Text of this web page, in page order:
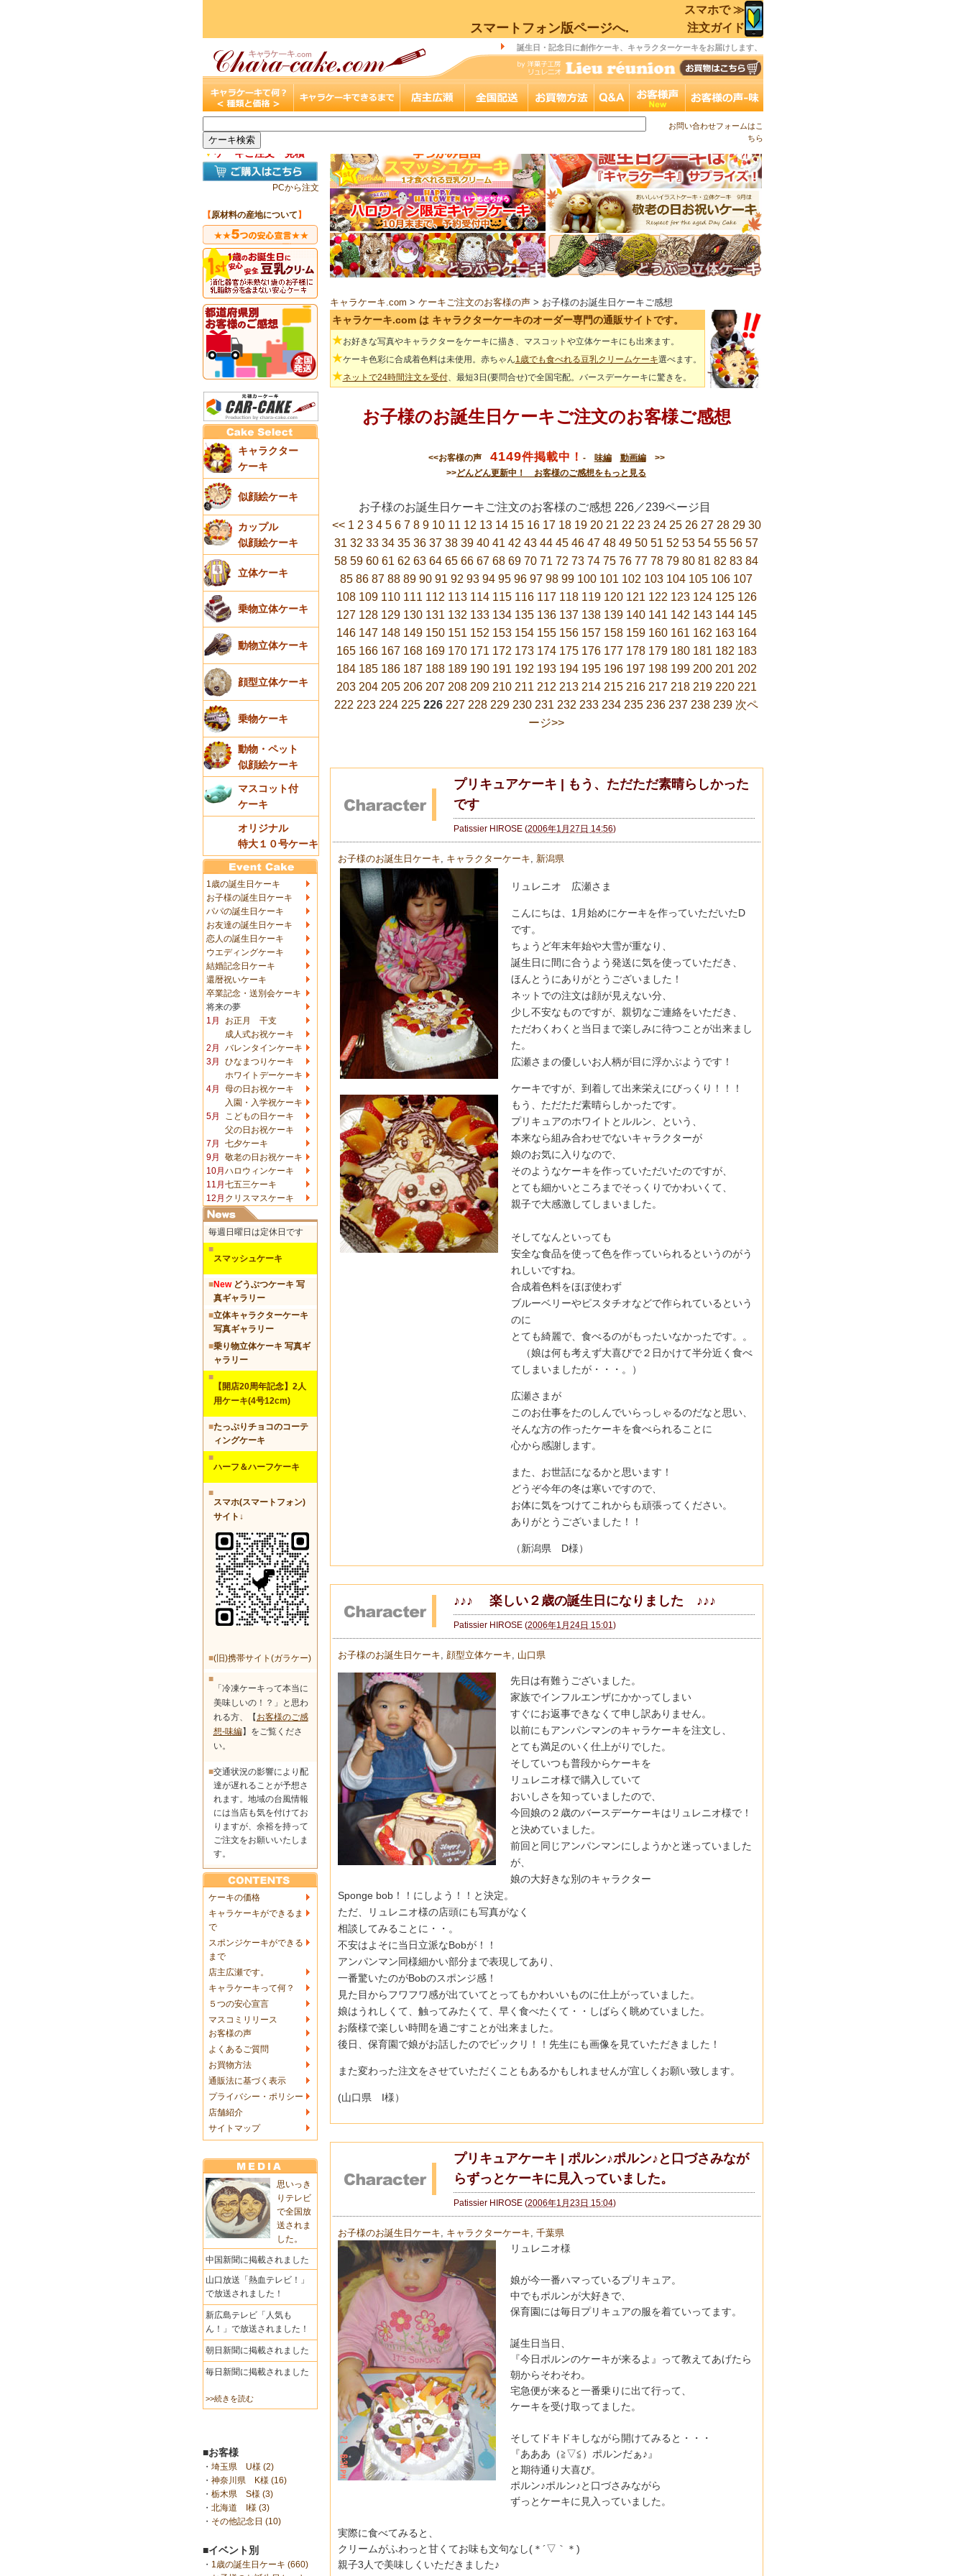
スマートフォン版ページへ.
スマホで ≫
注文ガイド
誕生日・記念日に創作ケーキ、キャラクターケーキをお届けします、
お問い合わせフォームはこ
ちら
▼ケーキご注文・見積
PCから注文
【原材料の産地について 】
キャラクター
ケーキ
似顔絵ケーキ
カップル
似顔絵ケーキ
立体ケーキ
乗物立体ケーキ
動物立体ケーキ
顔型立体ケーキ
乗物ケーキ
動物・ペット
似顔絵ケーキ
マスコット付
ケーキ
オリジナル
特大１０号ケーキ
1歳の誕生日ケーキ
お子様の誕生日ケーキ
パパの誕生日ケーキ
お友達の誕生日ケーキ
恋人の誕生日ケーキ
ウエディングケーキ
結婚記念日ケーキ
還暦祝いケーキ
卒業記念・送別会ケーキ
将来の夢
1月
お正月 干支
成人式お祝ケーキ
2月
バレンタインケーキ
3月
ひなまつりケーキ
ホワイトデーケーキ
4月
母の日お祝ケーキ
入園・入学祝ケーキ
5月
こどもの日ケーキ
父の日お祝ケーキ
7月
七夕ケーキ
9月
敬老の日お祝ケーキ
10月 ハロウィンケーキ
11月 七五三ケーキ
12月 クリスマスケーキ
毎週日曜日は定休日です
■
スマッシュケーキ
■Newどうぶつケーキ 写
真ギャラリー
■立体キャラクターケーキ
写真ギャラリー
■乗り物立体ケーキ 写真ギ
ャラリー
■
【開店20周年記念】2人
用ケーキ(4号12cm)
■たっぷりチョコのコーテ
ィングケーキ
■
ハーフ＆ハーフケーキ
■
スマホ(スマートフォン)
サイト↓
■(旧)携帯サイト(ガラケー)
■
「冷凍ケーキって本当に
美味しいの！？」と思わ
れる方、【 お客様のご感
想-味編】をご覧くださ
い。
■交通状況の影響により配
達が遅れることが予想さ
れます。地域の台風情報
には当店も気を付けてお
りますが、余裕を持って
ご注文をお願いいたしま
す。
ケーキの価格
キャラケーキができるま
で
スポンジケーキができる
まで
店主広瀬です。
キャラケーキって何？
５つの安心宣言
マスコミリリース
お客様の声
よくあるご質問
お買物方法
通販法に基づく表示
プライバシー・ポリシー
店舗紹介
サイトマップ
思いっき
りテレビ
で全国放
送されま
した。
中国新聞に掲載されました
山口放送「熱血テレビ！」
で放送されました！
新広島テレビ「人気も
ん！」で放送されました！
朝日新聞に掲載されました
毎日新聞に掲載されました
>>続きを読む
■お客様
・ 埼玉県 U様 (2)
・ 神奈川県 K様 (16)
・ 栃木県 S様 (3)
・ 北海道 I様 (3)
・ その他記念日 (10)
■イベント別
・ 1歳の誕生日ケーキ (660)
キャラケーキ.com > ケーキご注文のお客様の声> お子様のお誕生日ケーキご感想
キャラケーキ.com は キャラクターケーキのオーダー専門の通販サイトです。
★お好きな写真やキャラクターをケーキに描き、マスコットや立体ケーキにも出来ます。
★ケーキ色彩に合成着色料は未使用。赤ちゃん1歳でも食べれる豆乳クリームケーキ選べます。
★ネットで24時間注文を受付、最短3日(要問合せ)で全国宅配。バースデーケーキに驚きを。
お子様のお誕生日ケーキご注文のお客様ご感想
<<お客様の声 4149件掲載中！ - 味編 動画編>>
>>どんどん更新中！ お客様のご感想をもっと見る
お子様のお誕生日ケーキご注文のお客様のご感想 226／239ページ目
<< 1 2 3 4 5 6 7 8 9 10 11 12 13 14 15 16 17 18 19 20 21 22 23 24 25 26 27 28 29 30
31 32 33 34 35 36 37 38 39 40 41 42 43 44 45 46 47 48 49 50 51 52 53 54 55 56 57
58 59 60 61 62 63 64 65 66 67 68 69 70 71 72 73 74 75 76 77 78 79 80 81 82 83 84
85 86 87 88 89 90 91 92 93 94 95 96 97 98 99 100 101 102 103 104 105 106 107
108 109 110 111 112 113 114 115 116 117 118 119 120 121 122 123 124 125 126
127 128 129 130 131 132 133 134 135 136 137 138 139 140 141 142 143 144 145
146 147 148 149 150 151 152 153 154 155 156 157 158 159 160 161 162 163 164
165 166 167 168 169 170 171 172 173 174 175 176 177 178 179 180 181 182 183
184 185 186 187 188 189 190 191 192 193 194 195 196 197 198 199 200 201 202
203 204 205 206 207 208 209 210 211 212 213 214 215 216 217 218 219 220 221
222 223 224 225 226 227 228 229 230 231 232 233 234 235 236 237 238 239 次ペ
ージ>>
プリキュアケーキ | もう、ただただ素晴らしかった
です
Patissier HIROSE(2006年1月27日 14:56)
お子様のお誕生日ケーキ キャラクターケーキ 新潟県
リュレニオ 広瀬さま
こんにちは、1月始めにケーキを作っていただいたD
です。
ちょうど年末年始や大雪が重なり、
誕生日に間に合うよう発送に気を使っていただき、
ほんとうにありがとうございました！
ネットでの注文は顔が見えない分、
少し不安なものですが、親切なご連絡をいただき、
ただわくわくと当日まで楽しみに待つことが出来まし
た。
広瀬さまの優しいお人柄が目に浮かぶようです！
ケーキですが、到着して出来栄えにびっくり！！！
もう、ただただ素晴らしかったです。
プリキュアのホワイトとルルン、という、
本来なら組み合わせでないキャラクターが
娘のお気に入りなので、
そのようなケーキを作っていただいたのですが、
とても細かいところまでそっくりでかわいくて、
親子で大感激してしまいました。
そしてなんといっても
安全な食品を使って色を作っていられるというのがう
れしいですね。
合成着色料をほぼ使わず
ブルーベリーやピスタチオなどで作られているという
のに
とても綺麗で、食べるのがもったいなかったです。。
（娘は何も考えず大喜びで２日かけて半分近く食べ
てしまいましたが・・・。）
広瀬さまが
このお仕事をたのしんでいらっしゃるのだなと思い、
そんな方の作ったケーキを食べられることに
心から感謝します。
また、お世話になるかと思います！
どうぞ今年の冬は寒いですので、
お体に気をつけてこれからも頑張ってください。
ありがとうございました！！
（新潟県 D様）
♪♪♪ 楽しい２歳の誕生日になりました ♪♪♪
Patissier HIROSE(2006年1月24日 15:01)
お子様のお誕生日ケーキ 顔型立体ケーキ 山口県
先日は有難うございました。
家族でインフルエンザにかかってしまい
すぐにお返事できなくて申し訳ありません。
以前にもアンパンマンのキャラケーキを注文し、
とても満足のいく仕上がりでした。
そしていつも普段からケーキを
リュレニオ様で購入していて
おいしさを知っていましたので、
今回娘の２歳のバースデーケーキはリュレニオ様で！
と決めていました。
前回と同じアンパンマンにしようかと迷っていました
が、
娘の大好きな別のキャラクター
Sponge bob！！にしよう！！と決定。
ただ、リュレニオ様の店頭にも写真がなく
相談してみることに・・。
不安はよそに当日立派なBobが！！
アンパンマン同様細かい部分まで表現してあり、
一番驚いたのがBobのスポンジ感！
見た目からフワフワ感が出ていてとってもかわいいものに仕上がっていました。
娘はうれしくて、触ってみたくて、早く食べたくて・・しばらく眺めていました。
お蔭様で楽しい時間を過ごすことが出来ました。
後日、保育園で娘がお話したのでビックリ！！先生にも画像を見ていただきました！
また変わった注文をさせていただくこともあるかもしれませんが宜しくお願い致します。
(山口県 I様）
プリキュアケーキ | ポルン♪ポルン♪と口づさみなが
らずっとケーキに見入っていました。
Patissier HIROSE(2006年1月23日 15:04)
お子様のお誕生日ケーキ キャラクターケーキ 千葉県
リュレニオ様
娘が今一番ハマっているプリキュア。
中でもポルンが大好きで、
保育園には毎日プリキュアの服を着ていってます。
誕生日当日、
『今日ポルンのケーキが来るよ』って教えてあげたら
朝からそわそわ。
宅急便が来ると一番乗りに出て行って、
ケーキを受け取ってました。
そしてドキドキしながら開けてみると・・・
『あああ（≧▽≦）ポルンだぁ♪』
と期待通り大喜び。
ポルン♪ポルン♪と口づさみながら
ずっとケーキに見入っていました。
実際に食べてみると、
クリームがふわっと甘くてお味も文句なし(＊´▽｀＊)
親子3人で美味しくいただきました♪